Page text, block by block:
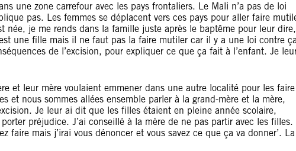
une zone carrefour avec les pays frontaliers. Le Mali n’a pas de loi
pas. Les femmes se déplacent vers ces pays pour aller faire
née, je me rends dans la famille juste après le baptême pour leur dire,
une fille mais il ne faut pas la faire mutiler car il y a une loi contre
de l’excision, pour expliquer ce que ça fait à l’enfant. Je
et leur mère voulaient emmener dans une autre localité pour les faire
et nous sommes allées ensemble parler à la grand-mère et la mère,
Je leur ai dit que les filles étaient en pleine année scolaire,
préjudice. J’ai conseillé à la mère de ne pas partir avec les filles.
faire mais j’irai vous dénoncer et vous savez ce que ça va donner’. La